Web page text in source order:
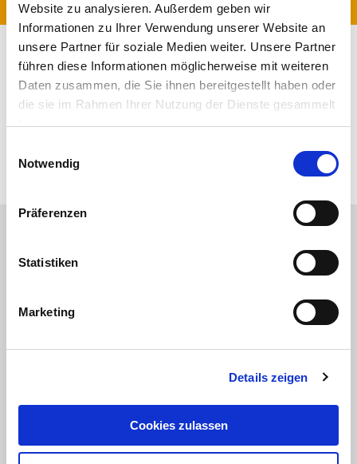
Website zu analysieren. Außerdem geben wir
Informationen zu Ihrer Verwendung unserer Website an
unsere Partner für soziale Medien weiter. Unsere Partner
führen diese Informationen möglicherweise mit weiteren
Daten zusammen, die Sie ihnen bereitgestellt haben oder
die sie im Rahmen Ihrer Nutzung der Dienste gesammelt
haben.
Notwendig
Präferenzen
Statistiken
Marketing
Details zeigen
Cookies zulassen
1 2 3 4 5 6
7 8 9 10 11 12 13
14 15